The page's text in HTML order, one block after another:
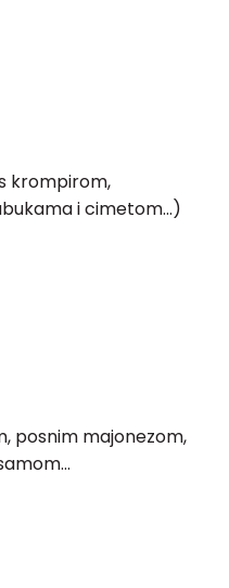
krompirom,
i cimetom…)
posnim majonezom,